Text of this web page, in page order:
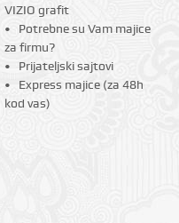
VIZIO grafit
Potrebne su Vam majice
za firmu?
Prijateljski sajtovi
Express majice (za 48h
kod vas)